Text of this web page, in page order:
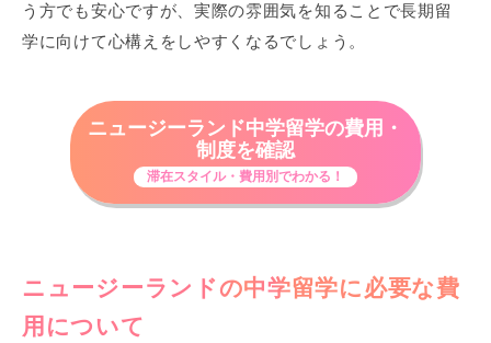
う方でも安心ですが、実際の雰囲気を知ることで長期留
学に向けて心構えをしやすくなるでしょう。
ニュージーランド中学留学の費用・
制度を確認
滞在スタイル・費用別でわかる！
ニュージーランドの中学留学に必要な費
用 について